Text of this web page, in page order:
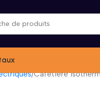
Cafetière